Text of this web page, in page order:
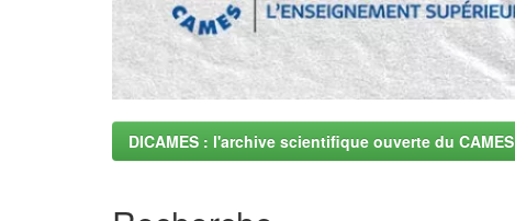
DICAMES : l'archive scientifique ouverte du CAMES